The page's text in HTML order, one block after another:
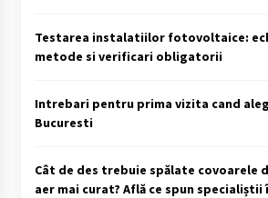
Testarea instalatiilor fotovoltaice:
metode si verificari obligatorii
Intrebari pentru prima vizita cand
Bucuresti
Cât de des trebuie spălate covoarele
aer mai curat? Află ce spun specialiștii